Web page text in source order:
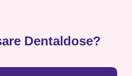
Dentaldose?